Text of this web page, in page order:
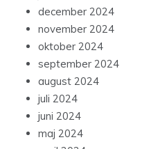
december 2024
november 2024
oktober 2024
september 2024
august 2024
juli 2024
juni 2024
maj 2024